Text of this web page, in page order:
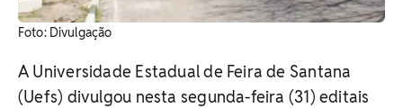
Foto: Divulgação
A Universidade Estadual de Feira de Santana
(Uefs) divulgou nesta segunda-feira (31) editais